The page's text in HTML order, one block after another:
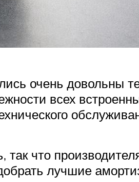
очень довольны
всех
что
лучшие